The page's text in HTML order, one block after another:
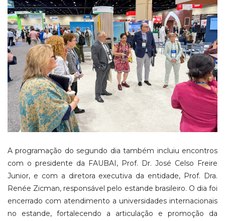
A programação do segundo dia também incluiu encontros
com o presidente da FAUBAI, Prof. Dr. José Celso Freire
Junior, e com a diretora executiva da entidade, Prof. Dra.
Renée Zicman, responsável pelo estande brasileiro. O dia foi
encerrado com atendimento a universidades internacionais
no estande, fortalecendo a articulação e promoção da